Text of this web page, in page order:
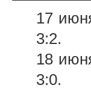
17
3:2.
18
3:0.